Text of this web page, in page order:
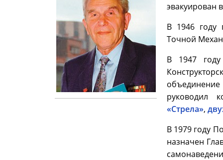
эвакуирован
В 1946 году
Точной
В 1947
объединение
руководил
«Стрела»,
В 1979 году
назначен